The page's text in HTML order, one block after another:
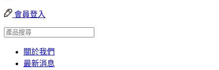
會員登入
關於我們
最新消息